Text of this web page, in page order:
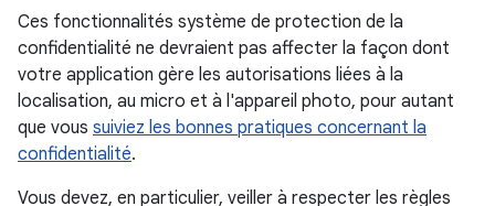
Ces fonctionnalités système de protection de la
confidentialité ne devraient pas affecter la façon dont
votre application gère les autorisations liées à la
localisation, au micro et à l'appareil photo, pour autant
que vous suiviez les bonnes pratiques concernant la
confidentialité.
Vous devez, en particulier, veiller à respecter les règles